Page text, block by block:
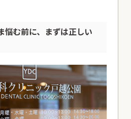
悩む前に、まずは正しい